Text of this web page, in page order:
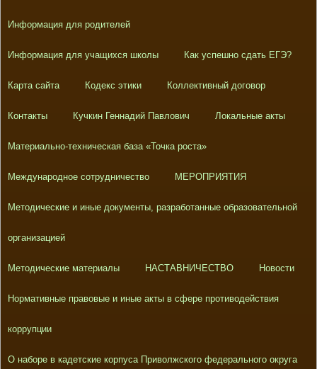
Информация для родителей
Информация для учащихся школы Как успешно сдать ЕГЭ?
Карта сайта Кодекс этики Коллективный договор
Контакты Кучкин Геннадий Павлович Локальные акты
Материально-техническая база «Точка роста»
Международное сотрудничество МЕРОПРИЯТИЯ
Методические и иные документы, разработанные образовательной
организацией
Методические материалы НАСТАВНИЧЕСТВО Новости
Нормативные правовые и иные акты в сфере противодействия
коррупции
О наборе в кадетские корпуса Приволжского федерального округа